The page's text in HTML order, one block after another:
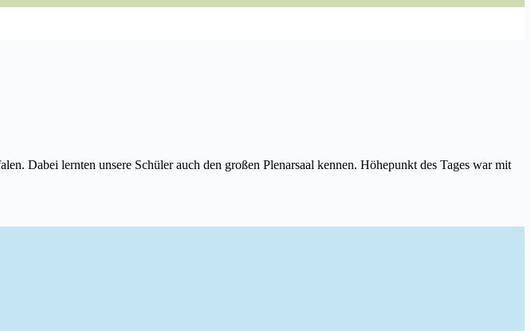
Dabei lernten unsere Schüler auch den großen Plenarsaal kennen. Höhepunkt des Tages war mit